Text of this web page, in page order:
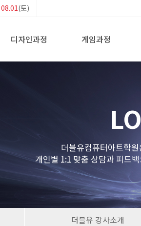
08.01(토)
디자인과정 게임과정
더블유컴퓨터아트학
개인별 1:1 맞춤 상담과 피드
더블유 강사소개